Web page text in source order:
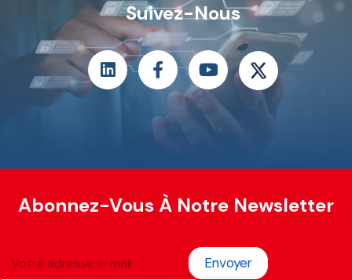
Suivez-Nous
Abonnez-Vous À Notre Newsletter
Envoyer